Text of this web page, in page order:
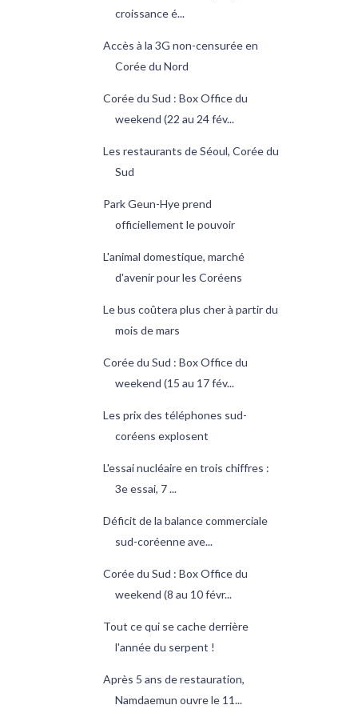
croissance é...
Accès à la 3G non-censurée en
Corée du Nord
Corée du Sud : Box Office du
weekend (22 au 24 fév...
Les restaurants de Séoul, Corée du
Sud
Park Geun-Hye prend
officiellement le pouvoir
L'animal domestique, marché
d'avenir pour les Coréens
Le bus coûtera plus cher à partir du
mois de mars
Corée du Sud : Box Office du
weekend (15 au 17 fév...
Les prix des téléphones sud-
coréens explosent
L'essai nucléaire en trois chiffres :
3e essai, 7 ...
Déficit de la balance commerciale
sud-coréenne ave...
Corée du Sud : Box Office du
weekend (8 au 10 févr...
Tout ce qui se cache derrière
l'année du serpent !
Après 5 ans de restauration,
Namdaemun ouvre le 11...